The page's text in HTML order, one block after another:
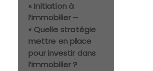
« Initiation à
l’immobilier –
« Quelle stratégie
mettre en place
pour investir dans
l’immobilier ?